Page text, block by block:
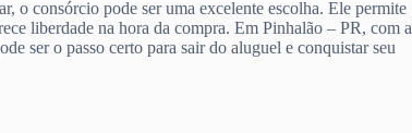
o consórcio pode ser uma excelente escolha. Ele permite
liberdade na hora da compra. Em Pinhalão – PR, com a
ser o passo certo para sair do aluguel e conquistar seu